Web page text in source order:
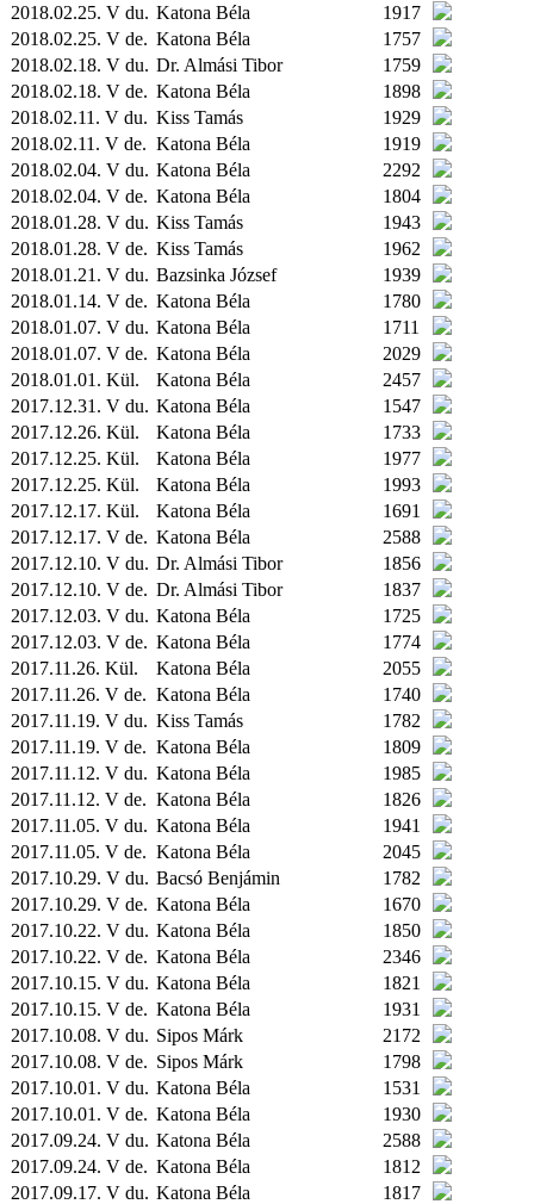
2018.02.25. V du. Katona Béla
1917
2018.02.25. V de. Katona Béla
1757
2018.02.18. V du. Dr. Almási Tibor
1759
2018.02.18. V de. Katona Béla
1898
2018.02.11. V du. Kiss Tamás
1929
2018.02.11. V de. Katona Béla
1919
2018.02.04. V du. Katona Béla
2292
2018.02.04. V de. Katona Béla
1804
2018.01.28. V du. Kiss Tamás
1943
2018.01.28. V de. Kiss Tamás
1962
2018.01.21. V du. Bazsinka József
1939
2018.01.14. V de. Katona Béla
1780
2018.01.07. V du. Katona Béla
1711
2018.01.07. V de. Katona Béla
2029
2018.01.01. Kül. Katona Béla
2457
2017.12.31. V du. Katona Béla
1547
2017.12.26. Kül. Katona Béla
1733
2017.12.25. Kül. Katona Béla
1977
2017.12.25. Kül. Katona Béla
1993
2017.12.17. Kül. Katona Béla
1691
2017.12.17. V de. Katona Béla
2588
2017.12.10. V du. Dr. Almási Tibor
1856
2017.12.10. V de. Dr. Almási Tibor
1837
2017.12.03. V du. Katona Béla
1725
2017.12.03. V de. Katona Béla
1774
2017.11.26. Kül. Katona Béla
2055
2017.11.26. V de. Katona Béla
1740
2017.11.19. V du. Kiss Tamás
1782
2017.11.19. V de. Katona Béla
1809
2017.11.12. V du. Katona Béla
1985
2017.11.12. V de. Katona Béla
1826
2017.11.05. V du. Katona Béla
1941
2017.11.05. V de. Katona Béla
2045
2017.10.29. V du. Bacsó Benjámin
1782
2017.10.29. V de. Katona Béla
1670
2017.10.22. V du. Katona Béla
1850
2017.10.22. V de. Katona Béla
2346
2017.10.15. V du. Katona Béla
1821
2017.10.15. V de. Katona Béla
1931
2017.10.08. V du. Sipos Márk
2172
2017.10.08. V de. Sipos Márk
1798
2017.10.01. V du. Katona Béla
1531
2017.10.01. V de. Katona Béla
1930
2017.09.24. V du. Katona Béla
2588
2017.09.24. V de. Katona Béla
1812
2017.09.17. V du. Katona Béla
1817